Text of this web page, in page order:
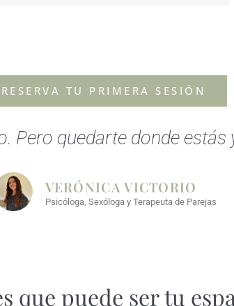
RESERVA TU PRIMERA SESIÓN
Pero quedarte donde
VERÓNICA VICTORIO
Psicóloga, Sexóloga y Terapeuta de Parejas
que puede ser tu